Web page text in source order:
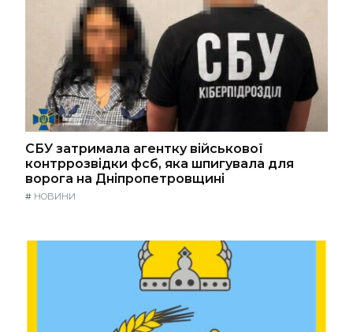
СБУ затримала агентку військової
контррозвідки фсб, яка шпигувала для
ворога на Дніпропетровщині
# НОВИНИ